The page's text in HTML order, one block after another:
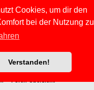
Cookies, um dir den
bei der Nutzung zu
Verstanden!